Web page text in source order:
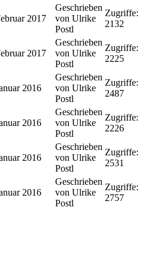
2017
Geschrieben
von Ulrike
Postl
Zugriffe:
2132
2017
Geschrieben
von Ulrike
Postl
Zugriffe:
2225
2016
Geschrieben
von Ulrike
Postl
Zugriffe:
2487
2016
Geschrieben
von Ulrike
Postl
Zugriffe:
2226
2016
Geschrieben
von Ulrike
Postl
Zugriffe:
2531
2016
Geschrieben
von Ulrike
Postl
Zugriffe:
2757